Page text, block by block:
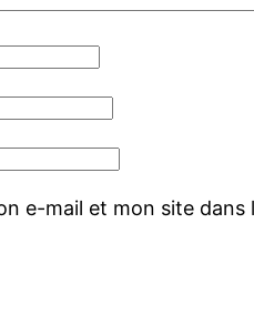
e-mail et mon site